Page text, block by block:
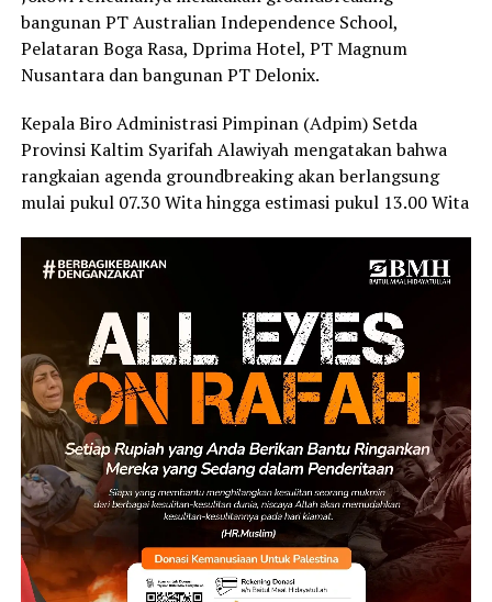
bangunan PT Australian Independence School,
Pelataran Boga Rasa, Dprima Hotel, PT Magnum
Nusantara dan bangunan PT Delonix.
Kepala Biro Administrasi Pimpinan (Adpim) Setda
Provinsi Kaltim Syarifah Alawiyah mengatakan bahwa
rangkaian agenda groundbreaking akan berlangsung
mulai pukul 07.30 Wita hingga estimasi pukul 13.00 Wita